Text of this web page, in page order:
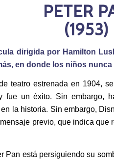
PETER
(1953)
dirigida por Hamilton
en donde los niños nunca
teatro estrenada en 1904,
fue un éxito. Sin embargo,
la historia. Sin embargo,
previo, que indica que
Pan está persiguiendo su